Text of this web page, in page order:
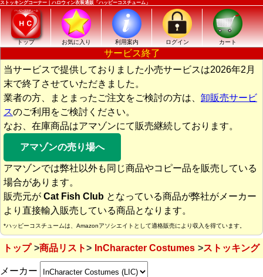
ストッキングコーナー｜ハロウィン衣装通販「ハッピーコスチューム」
トップ お気に入り 利用案内 ログイン カート
サービス終了
当サービスで提供しておりました小売サービスは2026年2月
末で終了させていただきました。
業者の方、まとまったご注文をご検討の方は、 卸販売サービ
スのご利用をご検討ください。
なお、在庫商品はアマゾンにて販売継続しております。
アマゾンの売り場へ
アマゾンでは弊社以外も同じ商品やコピー品を販売している
場合があります。
販売元が Cat Fish Club となっている商品が弊社がメーカー
より直接輸入販売している商品となります。
*ハッピーコスチュームは、Amazonアソシエイトとして適格販売により収入を得ています。
トップ 商品リスト InCharacter Costumes ストッキング
メーカー